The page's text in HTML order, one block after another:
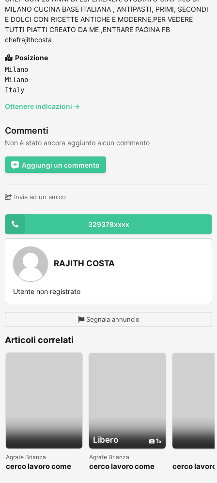
MILANO CUCINA BASE ITALIANA , ANTIPASTI, PRIMI, SECONDI
E DOLCI CON RICETTE ANTICHE E MODERNE,PER VEDERE
TUTTI PIATTI CREATO DA ME ,ENTRARE PAGINA FB
chefrajithcosta
Posizione
Milano
Milano
Italy
Ottenere indicazioni →
Commenti
Non è stato ancora aggiunto alcun commento
Aggiungi un commento
Invia ad un amico
329378xxxx
RAJITH COSTA
Utente non registrato
Segnala annuncio
Articoli correlati
Agrate Brianza
cerco lavoro come
Libero 1
Agrate Brianza
cerco lavoro come
cerco